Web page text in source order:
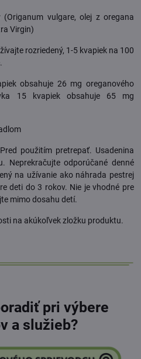
(Origanum vulgare, olej z oregana
Virgin)
rozriedený, 1-5 kvapiek na 100
obsahuje 26 mg oreganového
15 kvapiek obsahuje 65 mg
použitím pretrepať. Usadenina
Neprekračujte odporúčané denné
na užívanie ako náhrada pestrej
deti do 3 rokov. Nie je vhodné pre
mimo dosahu detí.
na akúkoľvek zložku produktu.
pri výbere
a služieb?